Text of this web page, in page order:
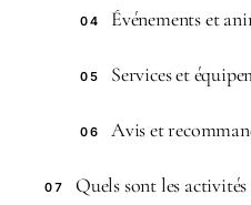
04 Événements et
05 Services et
06 Avis et
07 Quels sont les